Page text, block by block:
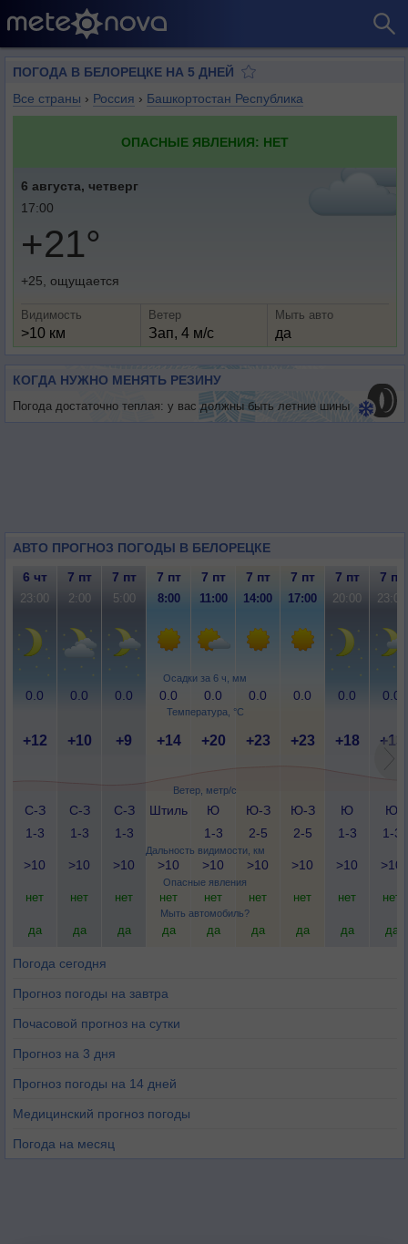
ПОГОДА В БЕЛОРЕЦКЕ НА 5 ДНЕЙ
Все страны › Россия › Башкортостан Республика
ОПАСНЫЕ ЯВЛЕНИЯ: НЕТ
6 августа, четверг
17:00
+21°
+25, ощущается
Видимость
>10 км
Ветер
Зап, 4 м/с
Мыть авто
да
КОГДА НУЖНО МЕНЯТЬ РЕЗИНУ
Погода достаточно теплая: у вас должны быть летние шины
АВТО ПРОГНОЗ ПОГОДЫ В БЕЛОРЕЦКЕ
Осадки за 6 ч, мм
Температура, °C
Ветер, метр/с
Дальность видимости, км
Опасные явления
Мыть автомобиль?
6 чт 7 пт 7 пт 7 пт 7 пт 7 пт 7 пт 7 пт 7 пт
23:00 2:00 5:00 8:00 11:00 14:00 17:00 20:00 23:00
0.0 0.0 0.0 0.0 0.0 0.0 0.0 0.0 0.0
+12 +10 +9 +14 +20 +23 +23 +18 +13
С-З
1-3
С-З
1-3
С-З
1-3
Штиль
Ю
1-3
Ю-З
2-5
Ю-З
2-5
Ю
1-3
Ю
1-3
>10 >10 >10 >10 >10 >10 >10 >10 >10
нет нет нет нет нет нет нет нет нет
да да да да да да да да да
Погода сегодня
Прогноз погоды на завтра
Почасовой прогноз на сутки
Прогноз на 3 дня
Прогноз погоды на 14 дней
Медицинский прогноз погоды
Погода на месяц